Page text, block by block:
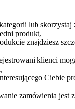
lub
produkt,
znajdziesz
klienci
Ciebie
zamówienia jest